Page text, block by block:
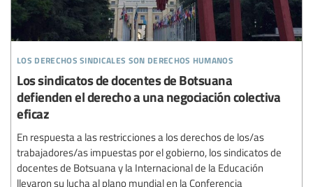
los derechos sindicales son derechos humanos
Los sindicatos de docentes de Botsuana
defienden el derecho a una negociación colectiva
eficaz
En respuesta a las restricciones a los derechos de los/as
trabajadores/as impuestas por el gobierno, los sindicatos de
docentes de Botsuana y la Internacional de la Educación
llevaron su lucha al plano mundial en la Conferencia